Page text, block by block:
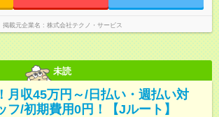
掲載元企業名 株式会社テクノ・サービス
未読
月収45万円～/日払い・週払い対
フ/初期費用0円！【Jルート】